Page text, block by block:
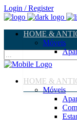
Login / Register
HOME &
Móveis
HOME &
Móveis